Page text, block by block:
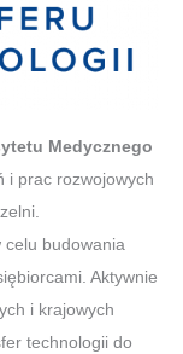
Medycznego
i prac rozwojowych
celu budowania
Aktywnie
i krajowych
technologii do